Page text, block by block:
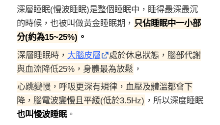
深層睡眠(慢波睡眠)是整個睡眠中，睡得最深最沉
的時候，也被叫做黃金睡眠期， 只佔睡眠中一小部
分(約為15~25%) 。
深層睡眠時， 大腦皮層
處於休息狀態，腦部代謝
與血流降低25%，身體最為放鬆 ，
心跳變慢，呼吸更深有規律，血壓及體溫都會下
降，腦電波變慢且平緩(低於3.5Hz) ，所以深度睡眠
也叫慢波睡眠。